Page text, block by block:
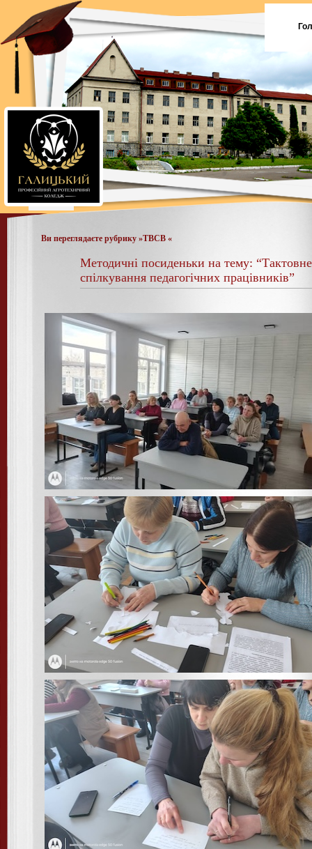
Ви переглядаєте рубрику »ТВСВ «
Методичні посиденьки на тему: “Тактовне
спілкування педагогічних працівників”